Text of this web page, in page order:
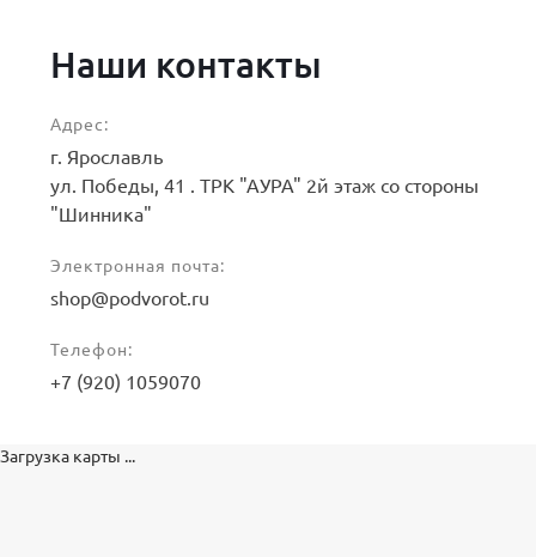
Наши контакты
Адрес:
г. Ярославль
ул. Победы, 41 . ТРК "АУРА" 2й этаж со стороны
"Шинника"
Электронная почта:
shop@podvorot.ru
Телефон:
+7 (920) 1059070
Загрузка карты ...